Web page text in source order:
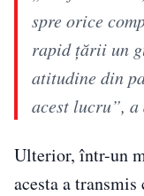
spre orice
rapid ţării un
atitudine din
acest lucru”, a
Ulterior, într-un
acesta a